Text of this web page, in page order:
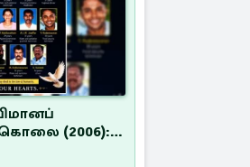
(2006):
நீதி